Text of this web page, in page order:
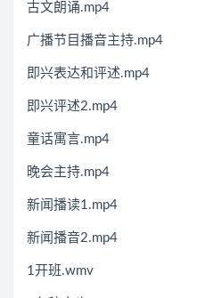
古文朗诵.mp4
广播节目播音主持.mp4
即兴表达和评述.mp4
即兴评述2.mp4
童话寓言.mp4
晚会主持.mp4
新闻播读1.mp4
新闻播音2.mp4
1开班.wmv